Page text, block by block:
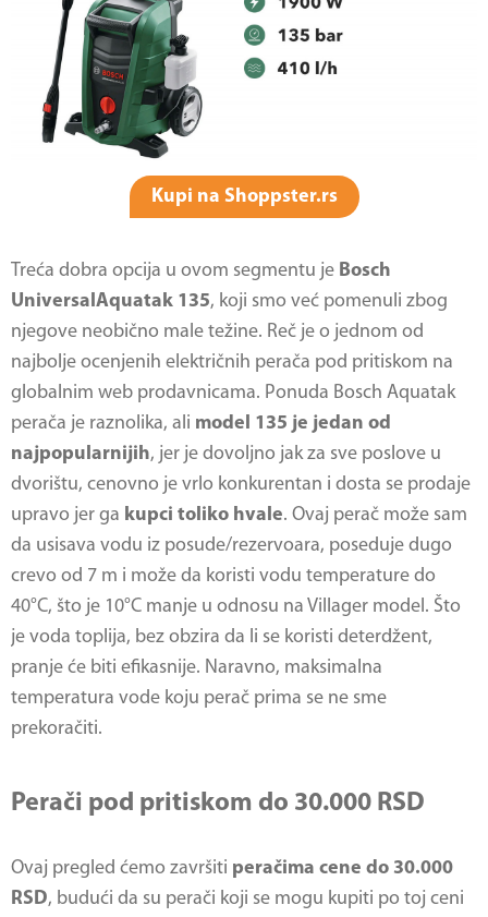
Kupi na Shoppster.rs
Treća dobra opcija u ovom segmentu je Bosch
UniversalAquatak 135, koji smo već pomenuli zbog
njegove neobično male težine. Reč je o jednom od
najbolje ocenjenih električnih perača pod pritiskom na
globalnim web prodavnicama. Ponuda Bosch Aquatak
perača je raznolika, ali model 135 je jedan od
najpopularnijih, jer je dovoljno jak za sve poslove u
dvorištu, cenovno je vrlo konkurentan i dosta se prodaje
upravo jer ga kupci toliko hvale. Ovaj perač može sam
da usisava vodu iz posude/rezervoara, poseduje dugo
crevo od 7 m i može da koristi vodu temperature do
40°C, što je 10°C manje u odnosu na Villager model. Što
je voda toplija, bez obzira da li se koristi deterdžent,
pranje će biti efikasnije. Naravno, maksimalna
temperatura vode koju perač prima se ne sme
prekoračiti.
Perači pod pritiskom do 30.000 RSD
Ovaj pregled ćemo završiti peračima cene do 30.000
RSD, budući da su perači koji se mogu kupiti po toj ceni